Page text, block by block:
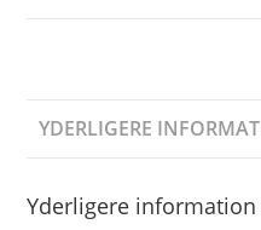
YDERLIGERE
Yderligere information